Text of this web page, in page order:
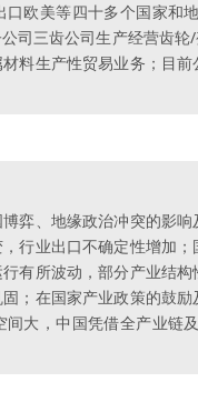
欧美等四十多个国家
司三齿公司生产经营齿
料生产性贸易业务；目
弈、地缘政治冲突的影
行业出口不确定性增加
有所波动，部分产业结
；在国家产业政策的鼓
大，中国凭借全产业